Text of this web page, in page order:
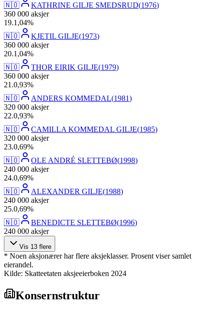
🇳🇴
KATHRINE GILJE SMEDSRUD(1976)
360 000 aksjer
19.1,04%
🇳🇴
KJETIL GILJE(1973)
360 000 aksjer
20.1,04%
🇳🇴
THOR EIRIK GILJE(1979)
360 000 aksjer
21 .0,93%
🇳🇴
ANDERS KOMMEDAL(1981)
320 000 aksjer
22.0,93%
🇳🇴
CAMILLA KOMMEDAL GILJE(1985)
320 000 aksjer
23.0,69%
🇳🇴
OLE ANDRÉ SLETTEBØ(1998)
240 000 aksjer
24.0,69%
🇳🇴
ALEXANDER GILJE(1988)
240 000 aksjer
25.0,69%
🇳🇴
BENEDICTE SLETTEBØ(1996)
240 000 aksjer
Vis 13 flere
* Noen aksjonærer har flere aksjeklasser. Prosent viser samlet
eierandel.
Kilde: Skatteetaten aksjeeierboken 2024
Konsernstruktur